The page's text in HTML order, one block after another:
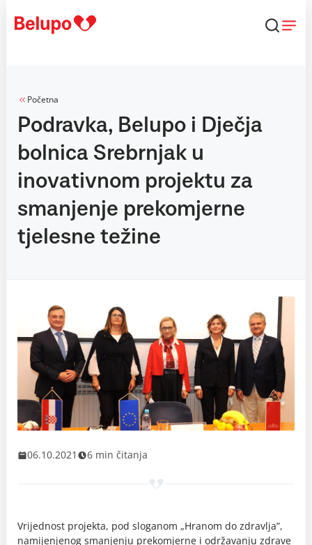
Početna
Podravka, Belupo i Dječja
bolnica Srebrnjak u
inovativnom projektu za
smanjenje prekomjerne
tjelesne težine
06.10.2021 6 min čitanja
Vrijednost projekta, pod sloganom „Hranom do zdravlja”,
namijenjenog smanjenju prekomjerne i održavanju zdrave